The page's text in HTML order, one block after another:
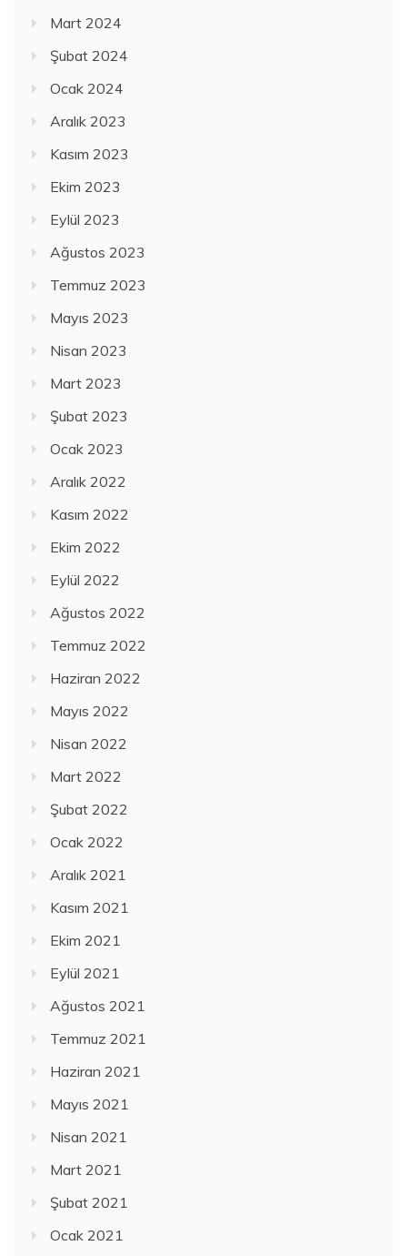
Mart 2024
Şubat 2024
Ocak 2024
Aralık 2023
Kasım 2023
Ekim 2023
Eylül 2023
Ağustos 2023
Temmuz 2023
Mayıs 2023
Nisan 2023
Mart 2023
Şubat 2023
Ocak 2023
Aralık 2022
Kasım 2022
Ekim 2022
Eylül 2022
Ağustos 2022
Temmuz 2022
Haziran 2022
Mayıs 2022
Nisan 2022
Mart 2022
Şubat 2022
Ocak 2022
Aralık 2021
Kasım 2021
Ekim 2021
Eylül 2021
Ağustos 2021
Temmuz 2021
Haziran 2021
Mayıs 2021
Nisan 2021
Mart 2021
Şubat 2021
Ocak 2021